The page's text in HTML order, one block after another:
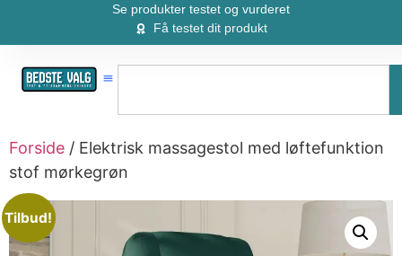
Se produkter testet og vurderet
Få testet dit produkt
Forside / Elektrisk massagestol med løftefunktion
stof mørkegrøn
Tilbud!